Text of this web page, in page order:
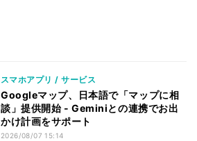
スマホアプリ / サービス
Googleマップ、日本語で「マップに相
談」提供開始 - Geminiとの連携でお出
かけ計画をサポート
2026/08/07 15:14